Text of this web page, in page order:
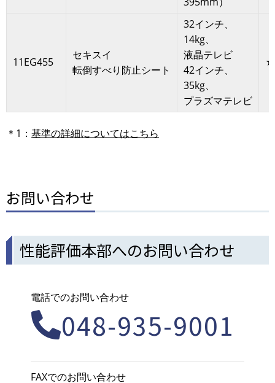
11EG455
セキスイ
転倒すべり防止シート
32インチ、
14kg、
液晶テレビ
42インチ、
35kg、
プラズマテレビ
★
＊1： 基準の詳細についてはこちら
お問い合わせ
性能評価本部へのお問い合わせ
電話でのお問い合わせ
048-935-9001
FAXでのお問い合わせ